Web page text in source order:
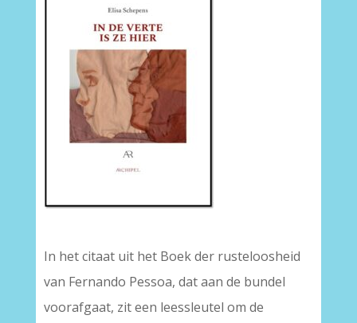
In het citaat uit het Boek der rusteloosheid
van Fernando Pessoa, dat aan de bundel
voorafgaat, zit een leessleutel om de